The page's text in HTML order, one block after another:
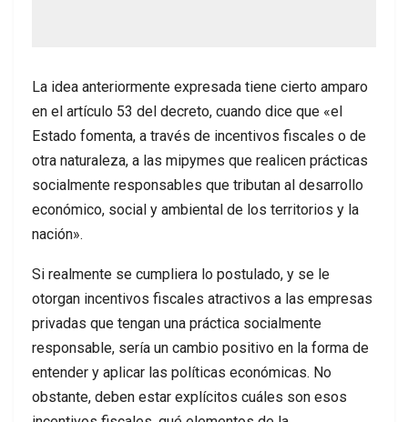
La idea anteriormente expresada tiene cierto amparo
en el artículo 53 del decreto, cuando dice que «el
Estado fomenta, a través de incentivos fiscales o de
otra naturaleza, a las mipymes que realicen prácticas
socialmente responsables que tributan al desarrollo
económico, social y ambiental de los territorios y la
nación».
Si realmente se cumpliera lo postulado, y se le
otorgan incentivos fiscales atractivos a las empresas
privadas que tengan una práctica socialmente
responsable, sería un cambio positivo en la forma de
entender y aplicar las políticas económicas. No
obstante, deben estar explícitos cuáles son esos